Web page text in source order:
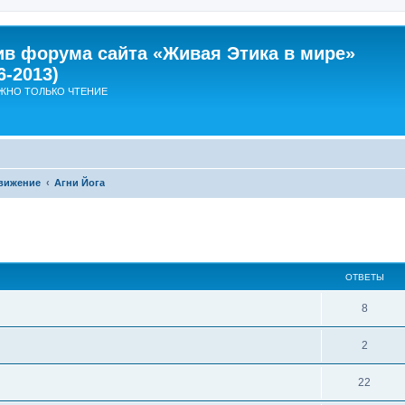
форума сайта «Живая Этика в мире»
2013)
ТОЛЬКО ЧТЕНИЕ
Агни Йога
ОТВЕТЫ
8О
т
е
т
2О
т
22